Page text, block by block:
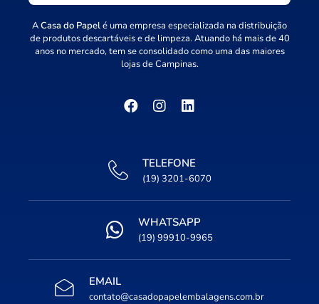
ACasa do Papelé uma empresa especializada na distribuição
de produtos descartáveis e de limpeza. Atuando há mais de 40
anos no mercado, tem se consolidado como uma das maiores
lojas de Campinas.
TELEFONE
(19) 3201-6070
WHATSAPP
(19) 99910-9965
EMAIL
contato@casadopapelembalagens.com.br